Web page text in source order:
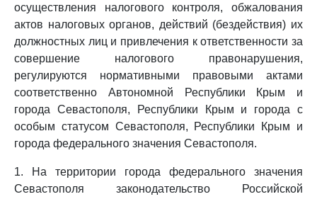
осуществления налогового контроля, обжалования
актов налоговых органов, действий (бездействия) их
должностных лиц и привлечения к ответственности за
совершение налогового правонарушения,
регулируются нормативными правовыми актами
соответственно Автономной Республики Крым и
города Севастополя, Республики Крым и города с
особым статусом Севастополя, Республики Крым и
города федерального значения Севастополя.
1. На территории города федерального значения
Севастополя законодательство Российской